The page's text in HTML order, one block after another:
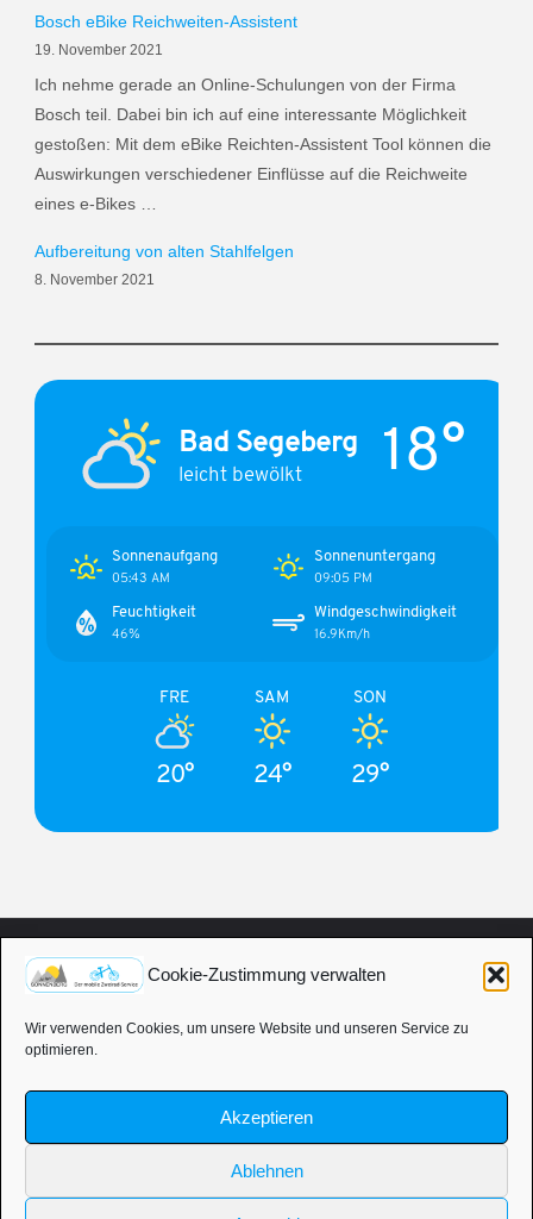
Cookie-Zustimmung verwalten
Wir verwenden Cookies, um unsere Website und unseren Service zu
optimieren.
Akzeptieren
Ablehnen
Bosch eBike Reichweiten-Assistent
19. November 2021
Ich nehme gerade an Online-Schulungen von der Firma
Bosch teil. Dabei bin ich auf eine interessante Möglichkeit
gestoßen: Mit dem eBike Reichten-Assistent Tool können die
Auswirkungen verschiedener Einflüsse auf die Reichweite
eines e-Bikes …
Aufbereitung von alten Stahlfelgen
8. November 2021
Bad Segeberg
leicht bewölkt 18°
Sonnenaufgang
05:43 AM
Sonnenuntergang
09:05 PM
Feuchtigkeit
46%
Windgeschwindigkeit
16.9Km/h
FRE
20°
SAM
24°
SON
29°
COOKIE-RICHTLINIE (EU)
DATENSCHUTZERKLÄRUNG | IMPRESSUM |
VERSANDKOSTEN |
©2021 Thorsten Sonnenberg - Dat löppt! Mobiler Zweirad Service